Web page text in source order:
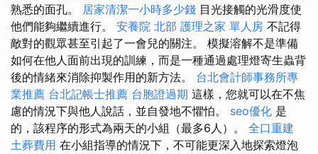
熟悉的面孔。 居家清潔一小時多少錢 目光接觸的光滑度使
他們能夠繼續進行。 安養院 北部 護理之家 單人房 不記得
敵對的觀眾甚至引起了一會兒的關注。 模擬溶解不是準備
如何在他人面前出現的訓練，而是一種通過處理燈寄生蟲背
後的情緒來消除抑製作用的新方法。 台北會計師事務所專
業推薦 台北記帳士推薦 台胞證過期 這樣，您就可以在不焦
慮的情況下與他人說話，並自發地不懼怕。 seo優化 是
的，該程序的形式為兩天的小組（最多6人）。 全口重建
土葬費用 在小組指導的情況下，不可能更深入地探索燈泡